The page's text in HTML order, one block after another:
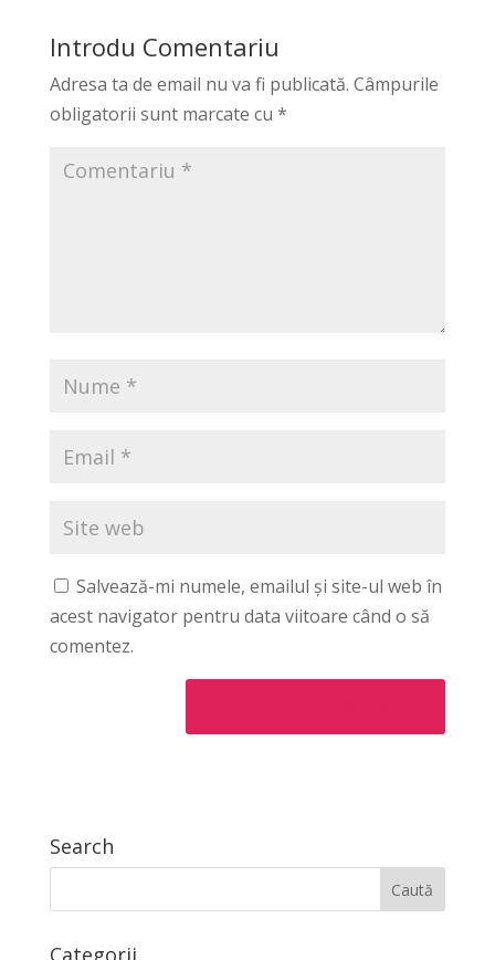
Introdu Comentariu
Adresa ta de email nu va fi publicată. Câmpurile
obligatorii sunt marcate cu *
Salvează-mi numele, emailul și site-ul web în
acest navigator pentru data viitoare când o să
comentez.
Search
Categorii